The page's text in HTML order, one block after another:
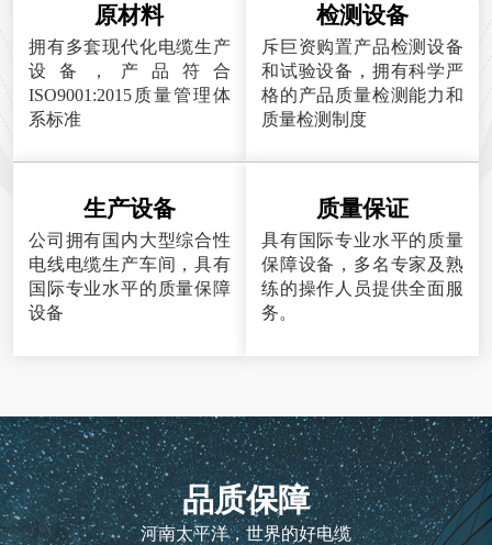
原材料
拥有多套现代化电缆生产
设备，产品符合
ISO9001:2015质量管理体
系标准
检测设备
斥巨资购置产品检测设备
和试验设备，拥有科学严
格的产品质量检测能力和
质量检测制度
生产设备
公司拥有国内大型综合性
电线电缆生产车间，具有
国际专业水平的质量保障
设备
质量保证
具有国际专业水平的质量
保障设备，多名专家及熟
练的操作人员提供全面服
务。
品质保障
河南太平洋，世界的好电缆